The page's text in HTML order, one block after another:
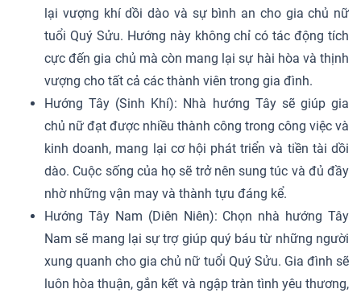
lại vượng khí dồi dào và sự bình an cho gia chủ nữ
tuổi Quý Sửu. Hướng này không chỉ có tác động tích
cực đến gia chủ mà còn mang lại sự hài hòa và thịnh
vượng cho tất cả các thành viên trong gia đình.
Hướng Tây (Sinh Khí): Nhà hướng Tây sẽ giúp gia
chủ nữ đạt được nhiều thành công trong công việc và
kinh doanh, mang lại cơ hội phát triển và tiền tài dồi
dào. Cuộc sống của họ sẽ trở nên sung túc và đủ đầy
nhờ những vận may và thành tựu đáng kể.
Hướng Tây Nam (Diên Niên): Chọn nhà hướng Tây
Nam sẽ mang lại sự trợ giúp quý báu từ những người
xung quanh cho gia chủ nữ tuổi Quý Sửu. Gia đình sẽ
luôn hòa thuận, gắn kết và ngập tràn tình yêu thương,